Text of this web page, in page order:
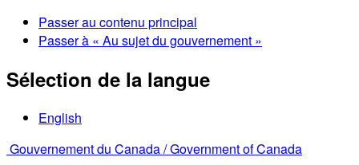
Passer au contenu principal
Passer à « Au sujet du gouvernement »
Sélection de la langue
English
Gouvernement du Canada /Government of Canada